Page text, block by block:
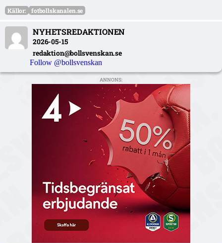
Källor: fotbollskanalen.se
NYHETSREDAKTIONEN
2026-05-15
redaktion@bollsvenskan.se
Follow @bollsvenskan
ANNONS: